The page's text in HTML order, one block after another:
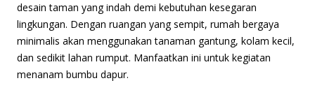
desain taman yang indah demi kebutuhan kesegaran
lingkungan. Dengan ruangan yang sempit, rumah bergaya
minimalis akan menggunakan tanaman gantung, kolam kecil,
dan sedikit lahan rumput. Manfaatkan ini untuk kegiatan
menanam bumbu dapur.